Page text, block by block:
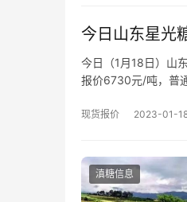
今日山东星光
今日（1月18日）山
报价6730元/吨，普
现货报价 2023-01-
滇糖信息